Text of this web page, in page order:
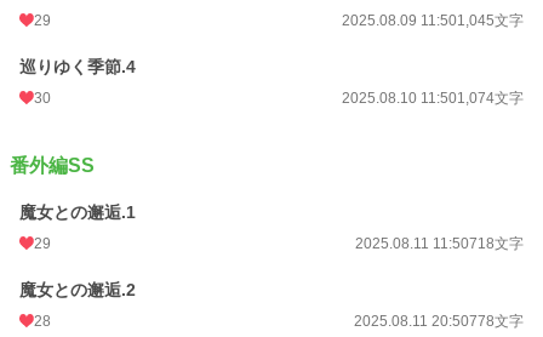
29 2025.08.09 11:501,045文字
巡りゆく季節.4
30 2025.08.10 11:501,074文字
番外編SS
魔女との邂逅.1
29 2025.08.11 11:50718文字
魔女との邂逅.2
28 2025.08.11 20:50778文字